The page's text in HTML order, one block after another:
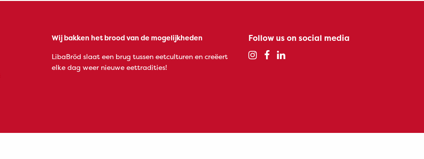
Wij bakken het brood van de mogelijkheden
LibaBröd slaat een brug tussen eetculturen en creëert
elke dag weer nieuwe eettradities!
Follow us on social media